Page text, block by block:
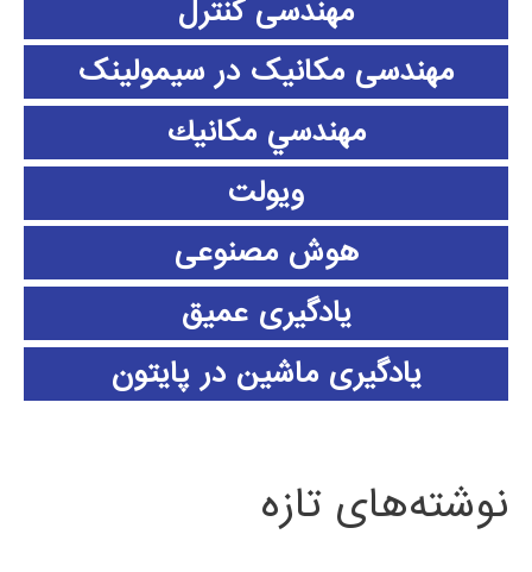
مهندسی کنترل
مهندسی مکانیک در سیمولینک
مهندسي مكانيك
ویولت
هوش مصنوعی
یادگیری عمیق
یادگیری ماشین در پایتون
نوشته‌های تازه